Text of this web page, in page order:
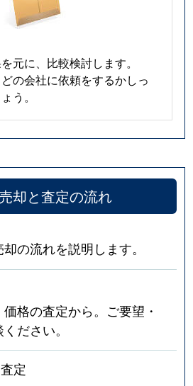
元に、比較検討します。
の会社に依頼をするかしっ
う。
却と査定の流れ
の流れを説明します。
格の査定から。ご要望・
ださい。
定